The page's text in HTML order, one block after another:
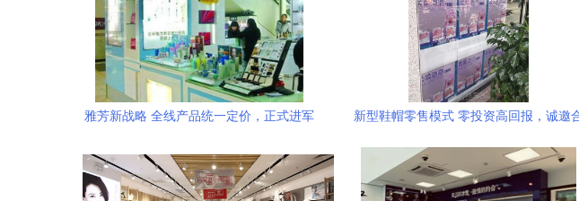
雅芳新战略 全线产品统一定价，正式进军
新型鞋帽零售模式 零投资高回报，诚邀